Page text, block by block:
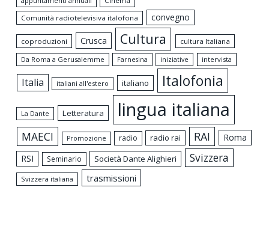
Comunità radiotelevisiva italofona
convegno
coproduzioni Crusca Cultura
cultura Italiana
Da Roma a Gerusalemme
Farnesina iniziative intervista
Italia italiani all'estero italiano Italofonia
La Dante Letteratura lingua italiana
MAECI Promozione radio radio rai RAI
Roma
RSI
Seminario Società Dante Alighieri Svizzera
Svizzera italiana trasmissioni